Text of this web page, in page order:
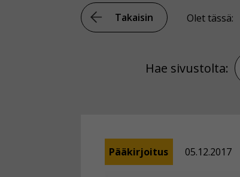
Takaisin Olet tässä:
Hae sivustolta:
Pääkirjoitus 05.12.2017